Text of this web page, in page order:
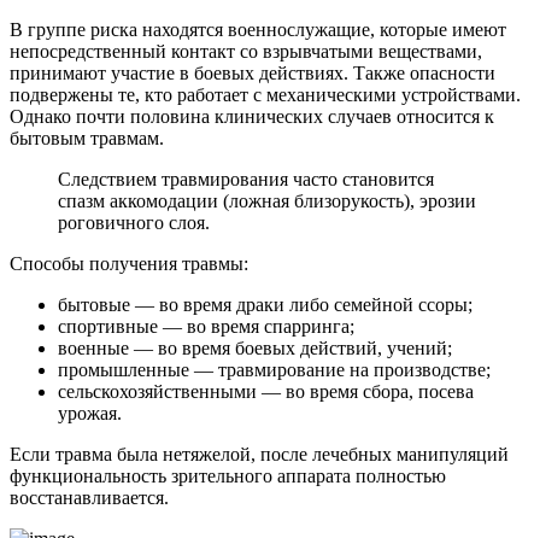
В группе риска находятся военнослужащие, которые имеют
непосредственный контакт со взрывчатыми веществами,
принимают участие в боевых действиях. Также опасности
подвержены те, кто работает с механическими устройствами.
Однако почти половина клинических случаев относится к
бытовым травмам.
Следствием травмирования часто становится
спазм аккомодации (ложная близорукость), эрозии
роговичного слоя.
Способы получения травмы:
бытовые — во время драки либо семейной ссоры;
спортивные — во время спарринга;
военные — во время боевых действий, учений;
промышленные — травмирование на производстве;
сельскохозяйственными — во время сбора, посева
урожая.
Если травма была нетяжелой, после лечебных манипуляций
функциональность зрительного аппарата полностью
восстанавливается.